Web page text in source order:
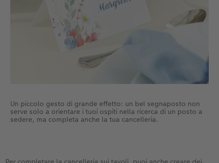
Un piccolo gesto di grande effetto: un bel segnaposto non
serve solo a orientare i tuoi ospiti nella ricerca di un posto a
sedere, ma completa anche la tua cancelleria.